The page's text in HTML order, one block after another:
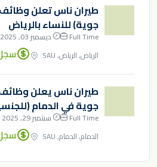
طيران ناس تعلن
جوية) للنساء بالرياض
Full Time
ديسمبر 03, 2025
الرياض, الرياض, SAU
طيران ناس يعلن
جوية في الدمام
Full Time
سبتمبر 29, 2025
الدمام, الدمام, SAU